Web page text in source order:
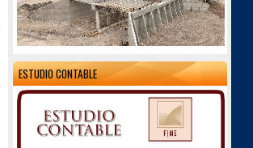
ESTUDIO CONTABLE